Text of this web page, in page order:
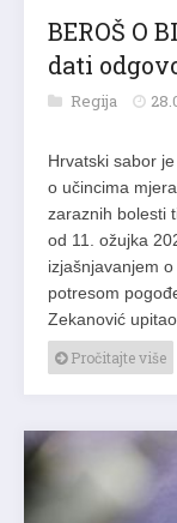
BEROŠ O
dati
Regija
Hrvatski sabor
o učincima
zaraznih bolesti
od 11. ožujka
izjašnjavanjem
potresom
Zekanović
Pročitajte više